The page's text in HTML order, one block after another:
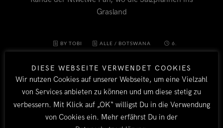
Grasland
BY TOBI ALLE / BOTSWANA
6.
DIESE WEBSEITE VERWENDET COOKIES
Wir nutzen Cookies auf unserer Webseite, um eine Vielzahl
von Services anbieten zu können und um diese stetig zu
verbessern. Mit Klick auf „OK“ willigst Du in die Verwendung
von Cookies ein. Mehr erfährst Du in der